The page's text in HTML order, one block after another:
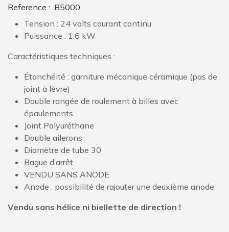
Reference : B5000
Tension : 24 volts courant continu
Puissance : 1.6 kW
Caractéristiques techniques :
Étanchéité : garniture mécanique céramique (pas de
joint à lèvre)
Double rangée de roulement à billes avec
épaulements
Joint Polyuréthane
Double ailerons
Diamètre de tube 30
Bague d’arrêt
VENDU SANS ANODE
Anode : possibilité de rajouter une deuxième anode
Vendu sans hélice ni biellette de direction !